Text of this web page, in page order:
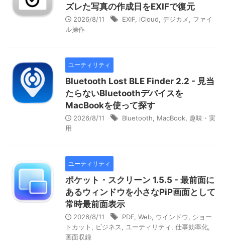
ズレた写真の作成日をEXIFで復元
2026/8/11 EXIF iCloud デジカメ
ファイ
ル操作
ユーティリティ
Bluetooth Lost BLE Finder 2.2 - 見当
たらないBluetoothデバイスを
MacBookを使って探す
2026/8/11 Bluetooth MacBook
趣味・実
用
ユーティリティ
ポケット・スクリーン 1.5.5 - 最前面に
あるウィンドウを小さなPiP画面として
常時最前面表示
2026/8/11 PDF Web ウインドウ
ショー
トカット
ビジネス ユーティリティ 仕事効率化
画面収録